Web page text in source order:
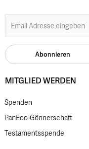
MITGLIED WERDEN
Spenden
PanEco-Gönnerschaft
Testamentsspende